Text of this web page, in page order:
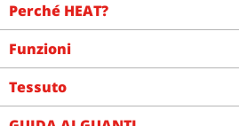
Perché HEAT?
Funzioni
Tessuto